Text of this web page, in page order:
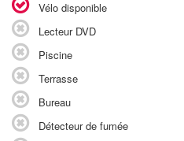
Vélo disponible
Lecteur DVD
Piscine
Terrasse
Bureau
Détecteur de fumée